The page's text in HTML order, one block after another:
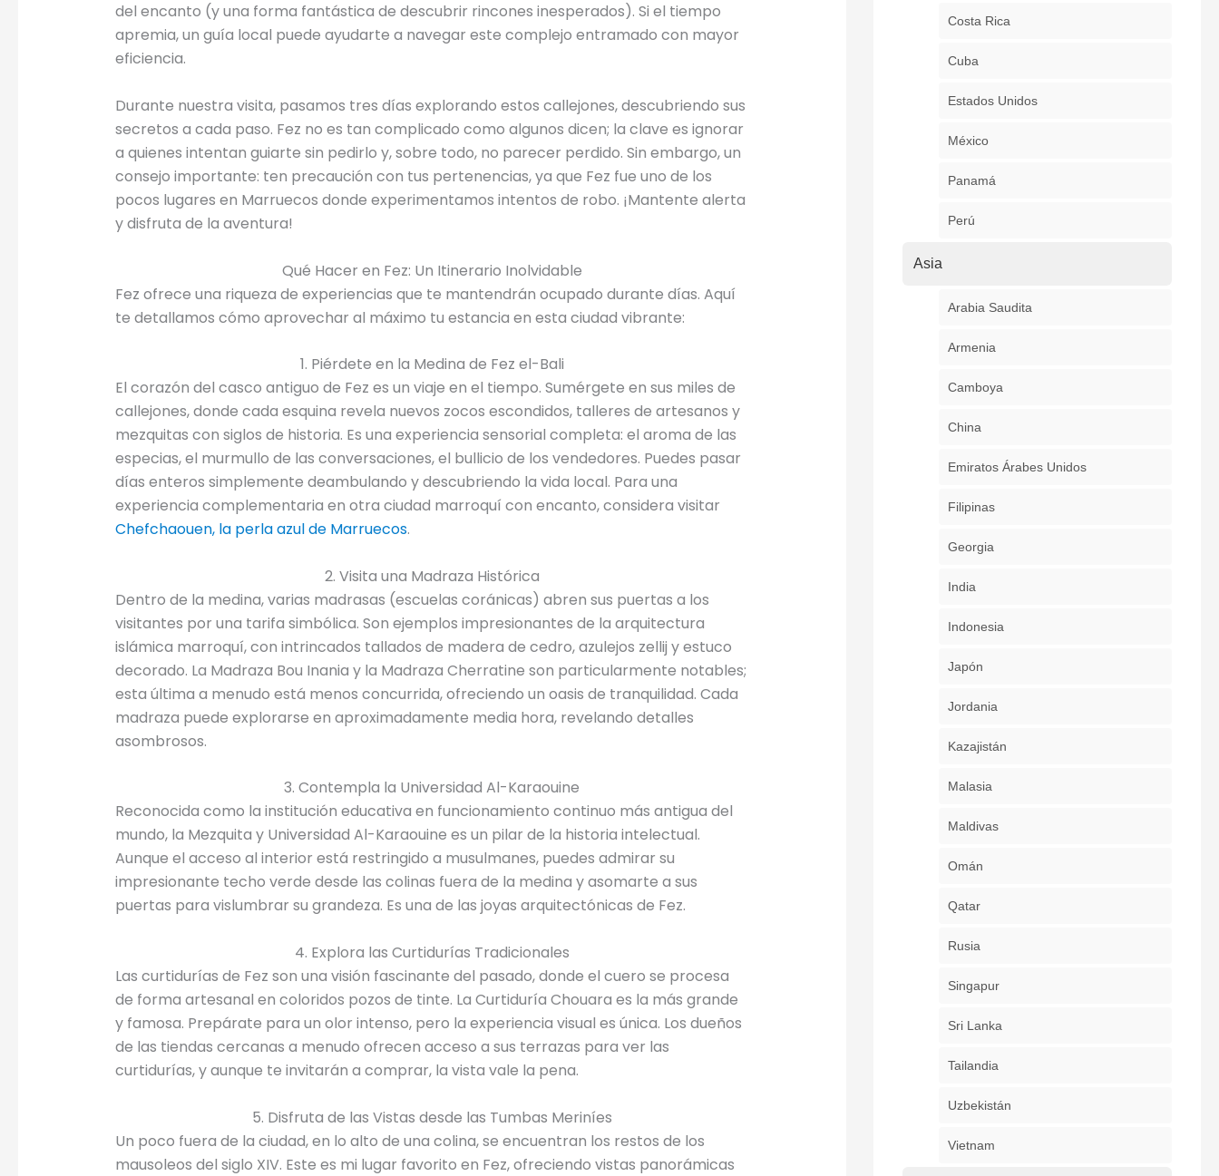
del encanto (y una forma fantástica de descubrir rincones inesperados). Si el tiempo
apremia, un guía local puede ayudarte a navegar este complejo entramado con mayor
eficiencia.
Durante nuestra visita, pasamos tres días explorando estos callejones, descubriendo sus
secretos a cada paso. Fez no es tan complicado como algunos dicen; la clave es ignorar
a quienes intentan guiarte sin pedirlo y, sobre todo, no parecer perdido. Sin embargo, un
consejo importante: ten precaución con tus pertenencias, ya que Fez fue uno de los
pocos lugares en Marruecos donde experimentamos intentos de robo. ¡Mantente alerta
y disfruta de la aventura!
Qué Hacer en Fez: Un Itinerario Inolvidable
Fez ofrece una riqueza de experiencias que te mantendrán ocupado durante días. Aquí
te detallamos cómo aprovechar al máximo tu estancia en esta ciudad vibrante:
1. Piérdete en la Medina de Fez el-Bali
El corazón del casco antiguo de Fez es un viaje en el tiempo. Sumérgete en sus miles de
callejones, donde cada esquina revela nuevos zocos escondidos, talleres de artesanos y
mezquitas con siglos de historia. Es una experiencia sensorial completa: el aroma de las
especias, el murmullo de las conversaciones, el bullicio de los vendedores. Puedes pasar
días enteros simplemente deambulando y descubriendo la vida local. Para una
experiencia complementaria en otra ciudad marroquí con encanto, considera visitar
Chefchaouen, la perla azul de Marruecos.
2. Visita una Madraza Histórica
Dentro de la medina, varias madrasas (escuelas coránicas) abren sus puertas a los
visitantes por una tarifa simbólica. Son ejemplos impresionantes de la arquitectura
islámica marroquí, con intrincados tallados de madera de cedro, azulejos zellij y estuco
decorado. La Madraza Bou Inania y la Madraza Cherratine son particularmente notables;
esta última a menudo está menos concurrida, ofreciendo un oasis de tranquilidad. Cada
madraza puede explorarse en aproximadamente media hora, revelando detalles
asombrosos.
3. Contempla la Universidad Al-Karaouine
Reconocida como la institución educativa en funcionamiento continuo más antigua del
mundo, la Mezquita y Universidad Al-Karaouine es un pilar de la historia intelectual.
Aunque el acceso al interior está restringido a musulmanes, puedes admirar su
impresionante techo verde desde las colinas fuera de la medina y asomarte a sus
puertas para vislumbrar su grandeza. Es una de las joyas arquitectónicas de Fez.
4. Explora las Curtidurías Tradicionales
Las curtidurías de Fez son una visión fascinante del pasado, donde el cuero se procesa
de forma artesanal en coloridos pozos de tinte. La Curtiduría Chouara es la más grande
y famosa. Prepárate para un olor intenso, pero la experiencia visual es única. Los dueños
de las tiendas cercanas a menudo ofrecen acceso a sus terrazas para ver las
curtidurías, y aunque te invitarán a comprar, la vista vale la pena.
5. Disfruta de las Vistas desde las Tumbas Meriníes
Un poco fuera de la ciudad, en lo alto de una colina, se encuentran los restos de los
mausoleos del siglo XIV. Este es mi lugar favorito en Fez, ofreciendo vistas panorámicas
Costa Rica
Cuba
Estados Unidos
México
Panamá
Perú
Asia
Arabia Saudita
Armenia
Camboya
China
Emiratos Árabes Unidos
Filipinas
Georgia
India
Indonesia
Japón
Jordania
Kazajistán
Malasia
Maldivas
Omán
Qatar
Rusia
Singapur
Sri Lanka
Tailandia
Uzbekistán
Vietnam